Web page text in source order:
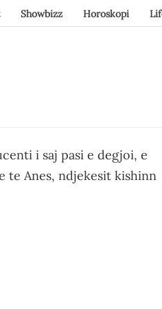
Showbizz Horoskopi
i saj pasi e degjoi, e
te Anes, ndjekesit kishinn